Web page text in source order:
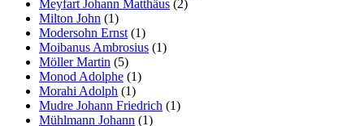
Meyfart Johann Matthäus (2)
Milton John (1)
Modersohn Ernst (1)
Moibanus Ambrosius (1)
Möller Martin (5)
Monod Adolphe (1)
Morahi Adolph (1)
Mudre Johann Friedrich (1)
Mühlmann Johann (1)